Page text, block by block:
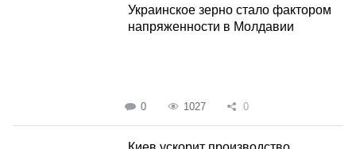
Украинское зерно стало фактором
напряженности в Молдавии
0 1027 0